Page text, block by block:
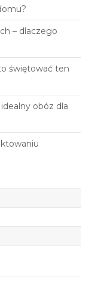
– dlaczego
świętować ten
obóz dla